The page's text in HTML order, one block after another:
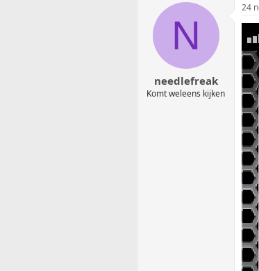
N
needlefreak
Komt weleens kijken
24